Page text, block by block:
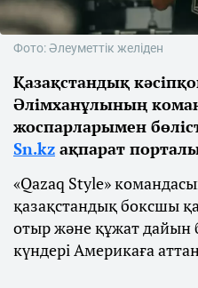
Фото: Әлеуметтік желіден
Қазақстандық
Әлімханұлының
жоспарларымен
Sn.kz ақпарат
«Qazaq Style»
қазақстандық боксшы
отыр және құжат дайын
күндері Америкаға